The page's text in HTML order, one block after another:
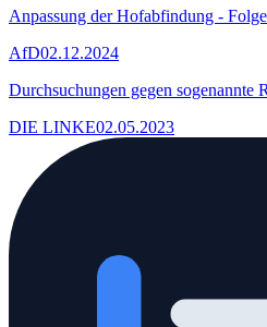
Anpassung der Hofabfindung -
AfD02.12.2024
Durchsuchungen gegen sogenannte
DIE LINKE02.05.2023